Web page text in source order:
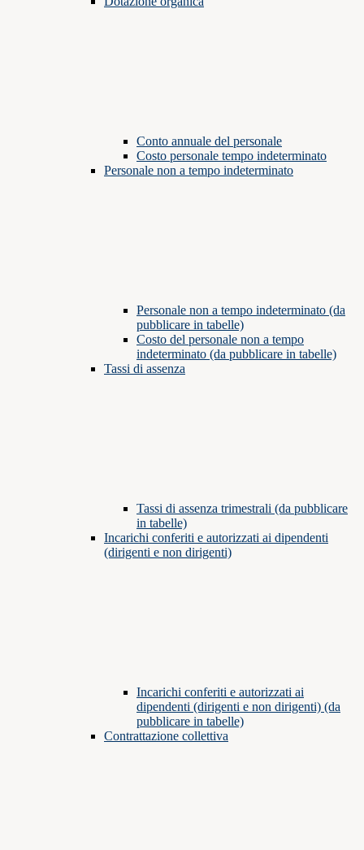
Conto annuale del personale
Costo personale tempo indeterminato
Personale non a tempo indeterminato
Personale non a tempo indeterminato (da
pubblicare in tabelle)
Costo del personale non a tempo
indeterminato (da pubblicare in tabelle)
Tassi di assenza
Tassi di assenza trimestrali (da pubblicare
in tabelle)
Incarichi conferiti e autorizzati ai dipendenti
(dirigenti e non dirigenti)
Incarichi conferiti e autorizzati ai
dipendenti (dirigenti e non dirigenti) (da
pubblicare in tabelle)
Contrattazione collettiva